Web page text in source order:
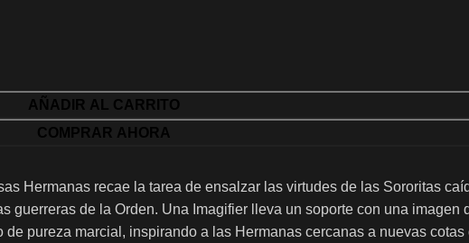
AÑADIR AL CARRITO
COMPRAR AHORA
Hermanas recae la tarea de ensalzar las virtudes de las Sororitas
de la Orden. Una Imagifier lleva un soporte con una imagen
pureza marcial, inspirando a las Hermanas cercanas a nuevas